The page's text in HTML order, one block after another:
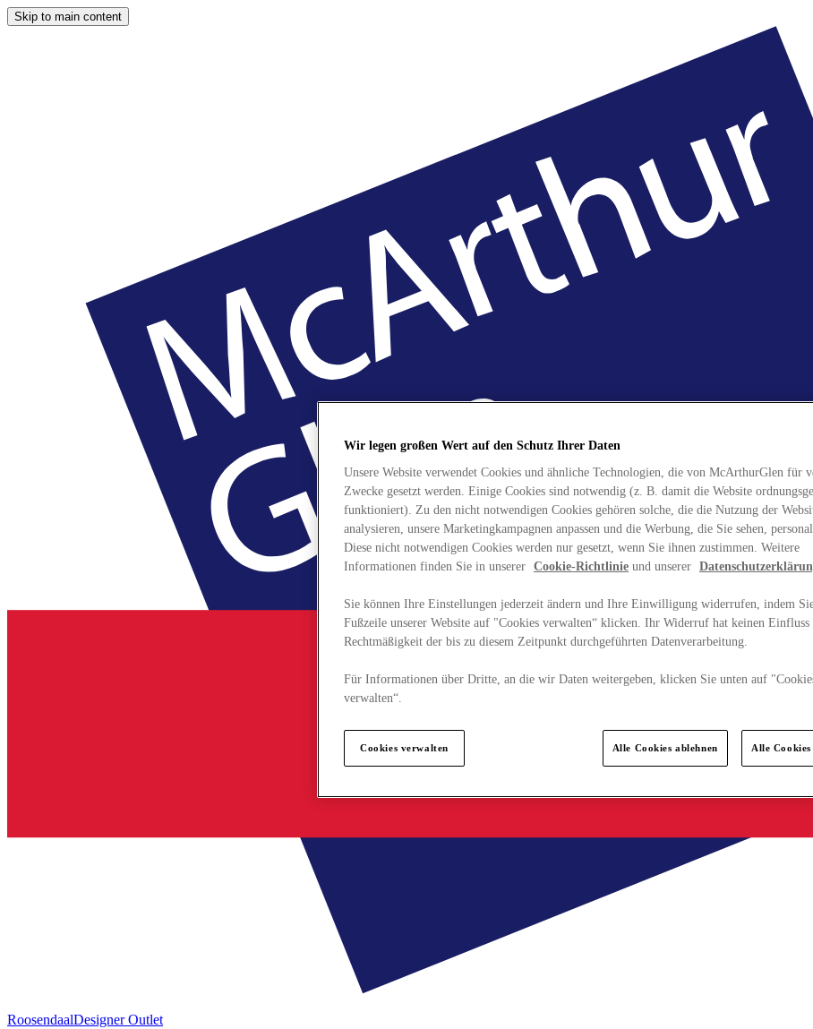
Skip to main content
RoosendaalDesigner Outlet
Wir legen großen Wert auf den Schutz Ihrer Daten
Unsere Website verwendet Cookies und ähnliche Technologien, die von McArthurGlen für
Zwecke gesetzt werden. Einige Cookies sind notwendig (z. B. damit die Website
funktioniert). Zu den nicht notwendigen Cookies gehören solche, die die Nutzung der
analysieren, unsere Marketingkampagnen anpassen und die Werbung, die Sie sehen,
Diese nicht notwendigen Cookies werden nur gesetzt, wenn Sie ihnen zustimmen. Weitere
Informationen finden Sie in unserer Cookie-Richtlinie und unserer
Sie können Ihre Einstellungen jederzeit ändern und Ihre Einwilligung widerrufen, indem
Fußzeile unserer Website auf "Cookies verwalten“ klicken. Ihr Widerruf hat keinen Einfluss
Rechtmäßigkeit der bis zu diesem Zeitpunkt durchgeführten Datenverarbeitung.
Für Informationen über Dritte, an die wir Daten weitergeben, klicken Sie unten auf
verwalten“.
Cookies verwalten Alle Cookies ablehnen Alle Cookies